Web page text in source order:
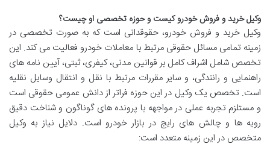
وکیل خرید و فروش خودرو کیست و حوزه تخصصی او چیست؟
وکیل خرید و فروش خودرو، حقوقدانی است که به صورت تخصصی در
زمینه تمامی مسائل حقوقی مرتبط با معاملات خودرو فعالیت می کند. این
تخصص شامل اشراف کامل بر قوانین مدنی، کیفری، ثبتی، آیین نامه های
راهنمایی و رانندگی، و سایر مقررات مرتبط با نقل و انتقال وسایل نقلیه
است. تخصص یک وکیل در این حوزه فراتر از دانش عمومی حقوقی است
و مستلزم تجربه عملی در مواجهه با پرونده های گوناگون و شناخت دقیق
رویه ها و چالش های رایج در بازار خودرو است. دلایل نیاز به وکیل
متخصص در این زمینه متعدد است: